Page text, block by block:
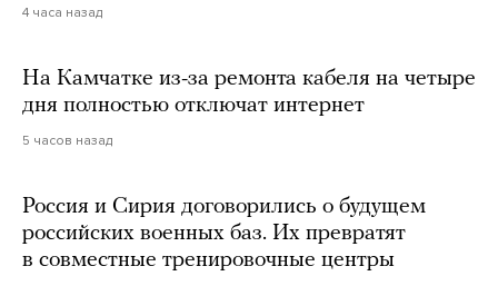
4 часа назад
На Камчатке из-за ремонта кабеля на четыре
дня полностью отключат интернет
5 часов назад
Россия и Сирия договорились о будущем
российских военных баз. Их превратят
в совместные тренировочные центры